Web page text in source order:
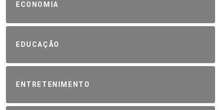
ECONOMIA
EDUCAÇÃO
ENTRETENIMENTO